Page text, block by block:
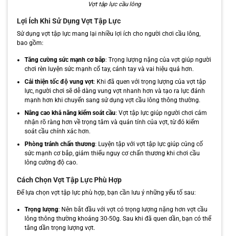
Vợt tập lực cầu lông
Lợi Ích Khi Sử Dụng Vợt Tập Lực
Sử dụng vợt tập lực mang lại nhiều lợi ích cho người chơi cầu lông,
bao gồm:
Tăng cường sức mạnh cơ bắp: Trọng lượng nặng của vợt giúp người
chơi rèn luyện sức mạnh cổ tay, cánh tay và vai hiệu quả hơn.
Cải thiện tốc độ vung vợt: Khi đã quen với trọng lượng của vợt tập
lực, người chơi sẽ dễ dàng vung vợt nhanh hơn và tạo ra lực đánh
mạnh hơn khi chuyển sang sử dụng vợt cầu lông thông thường.
Nâng cao khả năng kiểm soát cầu: Vợt tập lực giúp người chơi cảm
nhận rõ ràng hơn về trọng tâm và quán tính của vợt, từ đó kiểm
soát cầu chính xác hơn.
Phòng tránh chấn thương: Luyện tập với vợt tập lực giúp củng cố
sức mạnh cơ bắp, giảm thiểu nguy cơ chấn thương khi chơi cầu
lông cường độ cao.
Cách Chọn Vợt Tập Lực Phù Hợp
Để lựa chọn vợt tập lực phù hợp, bạn cần lưu ý những yếu tố sau:
Trọng lượng: Nên bắt đầu với vợt có trọng lượng nặng hơn vợt cầu
lông thông thường khoảng 30-50g. Sau khi đã quen dần, bạn có thể
tăng dần trọng lượng vợt.